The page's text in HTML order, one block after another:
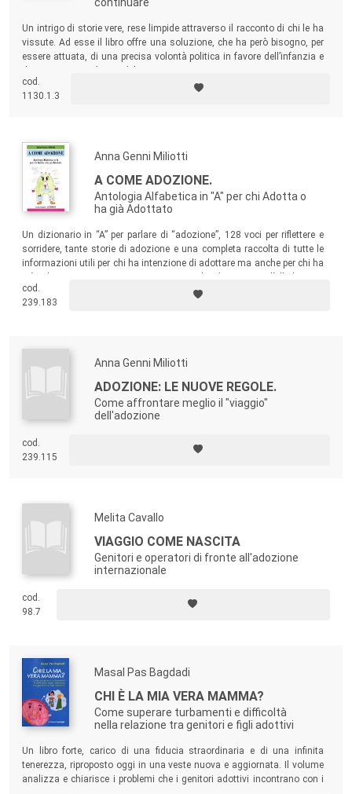
continuare
Un intrigo di storie vere, rese limpide attraverso il racconto di chi le ha
vissute. Ad esse il libro offre una soluzione, che ha però bisogno, per
essere attuata, di una precisa volontà politica in favore dell’infanzia e
cod.
1130.1.3
Anna Genni Miliotti
A COME ADOZIONE.
Antologia Alfabetica in "A" per chi Adotta o
ha già Adottato
Un dizionario in “A” per parlare di “adozione”, 128 voci per riflettere e
sorridere, tante storie di adozione e una completa raccolta di tutte le
informazioni utili per chi ha intenzione di adottare ma anche per chi ha
nazionale e internazionale; l’importanza dell’accoglienza nel nuovo
paese; come affrontare la storia personale di un bambino adottato a
cod.
239.183
Anna Genni Miliotti
ADOZIONE: LE NUOVE REGOLE.
Come affrontare meglio il "viaggio"
dell'adozione
cod.
239.115
Melita Cavallo
VIAGGIO COME NASCITA
Genitori e operatori di fronte all'adozione
internazionale
cod.
98.7
Masal Pas Bagdadi
CHI È LA MIA VERA MAMMA?
Come superare turbamenti e difficoltà
nella relazione tra genitori e figli adottivi
Un libro forte, carico di una fiducia straordinaria e di una infinita
tenerezza, riproposto oggi in una veste nuova e aggiornata. Il volume
analizza e chiarisce i problemi che i genitori adottivi incontrano con i